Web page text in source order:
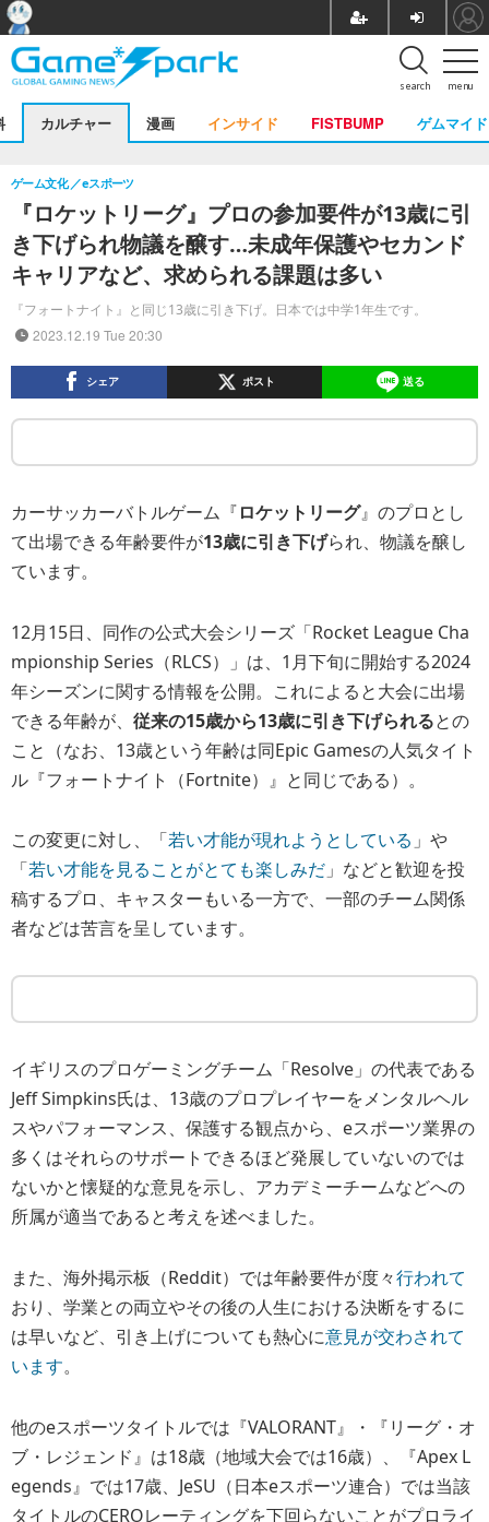
menu
search
カルチャー 漫画 インサイド FISTBUMP ゲムマイド
『ロケットリーグ』プロの参加要件が13歳に引
き下げられ物議を醸す…未成年保護やセカンド
キャリアなど、求められる課題は多い
『フォートナイト』と同じ13歳に引き下げ。日本では中学1年生です。
ゲーム文化 eスポーツ
2023.12.19 Tue 20:30
シェア ポスト 送る
カーサッカーバトルゲーム『ロケットリーグ』のプロとし
て出場できる年齢要件が13歳に引き下げられ、物議を醸し
ています。
12月15日、同作の公式大会シリーズ「Rocket League Cha
mpionship Series（RLCS）」は、1月下旬に開始する2024
年シーズンに関する情報を公開。これによると大会に出場
できる年齢が、 従来の15歳から13歳に引き下げられるとの
こと（なお、13歳という年齢は同Epic Gamesの人気タイト
ル『フォートナイト（Fortnite）』と同じである）。
この変更に対し、「若い才能が現れようとしている 」や
「若い才能を見ることがとても楽しみだ 」などと歓迎を投
稿するプロ、キャスターもいる一方で、一部のチーム関係
者などは苦言を呈しています。
イギリスのプロゲーミングチーム「Resolve」の代表である
Jeff Simpkins氏は、13歳のプロプレイヤーをメンタルヘル
スやパフォーマンス、保護する観点から、eスポーツ業界の
多くはそれらのサポートできるほど発展していないのでは
ないかと懐疑的な意見を示し、アカデミーチームなどへの
所属が適当であると考えを述べました。
また、海外掲示板（Reddit）では年齢要件が度々行われて
おり、学業との両立やその後の人生における決断をするに
は早いなど、引き上げについても熱心に意見が交わされて
います。
他のeスポーツタイトルでは『VALORANT』・『リーグ・オ
ブ・レジェンド』は18歳（地域大会では16歳）、『Apex L
egends』では17歳、JeSU（日本eスポーツ連合）では当該
タイトルのCEROレーティングを下回らないことがプロライ